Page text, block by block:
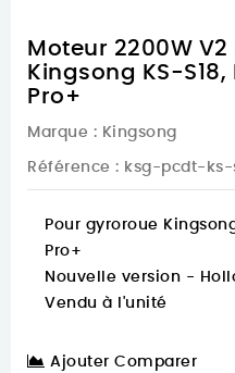
Moteur 2200W
Kingsong KS-S18,
Pro+
Marque : Kingsong
Référence : ksg-pcdt-ks-
Pour gyroroue Kingsong
Pro+
Nouvelle version -
Vendu à l'unité
Ajouter Comparer